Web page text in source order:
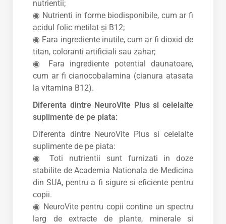
nutrientii;
◉ Nutrienti in forme biodisponibile, cum ar fi
acidul folic metilat și B12;
◉ Fara ingrediente inutile, cum ar fi dioxid de
titan, coloranti artificiali sau zahar;
◉ Fara ingrediente potential daunatoare,
cum ar fi cianocobalamina (cianura atasata
la vitamina B12).
Diferenta dintre NeuroVite Plus si celelalte
suplimente de pe piata:
Diferenta dintre NeuroVite Plus si celelalte
suplimente de pe piata:
◉ Toti nutrientii sunt furnizati in doze
stabilite de Academia Nationala de Medicina
din SUA, pentru a fi sigure si eficiente pentru
copii.
◉ NeuroVite pentru copii contine un spectru
larg de extracte de plante, minerale si